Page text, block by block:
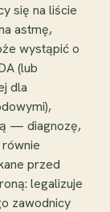
się na liście
astmę,
wystąpić o
(lub
dla
— diagnozę,
przed
legalizuje
zawodnicy